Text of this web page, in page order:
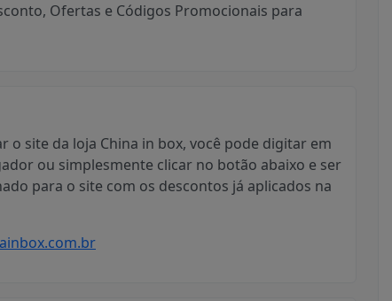
Ofertas e Códigos Promocionais para
o site da loja China in box, você pode digitar em
ou simplesmente clicar no botão abaixo e ser
para o site com os descontos já aplicados na